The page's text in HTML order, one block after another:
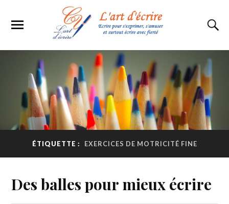
ÉTIQUETTE : EXERCICES DE MOTRICITÉ FINE
Des balles pour mieux écrire